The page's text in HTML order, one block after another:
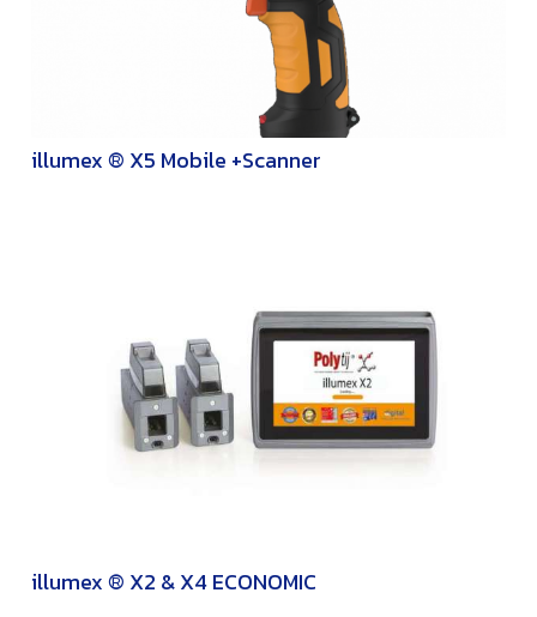
illumex ® X5 Mobile +Scanner
illumex ® X2 & X4 ECONOMIC